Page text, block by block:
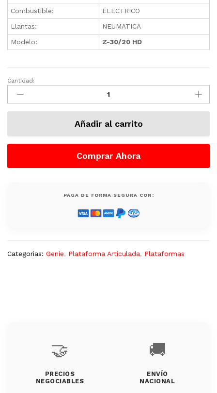
Combustible:
ELECTRICO
Llantas:
NEUMATICA
Modelo:
Z-30/20 HD
Plataforma
Articulada
Usada,
Lb,
Genie
Cantidad:
Añadir al carrito
Comprar Ahora
PAGA DE FORMA SEGURA CON:
Categorias: Genie, Plataforma Articulada, Plataformas
🤝
PRECIOS
NEGOCIABLES
🚚
ENVÍO
NACIONAL